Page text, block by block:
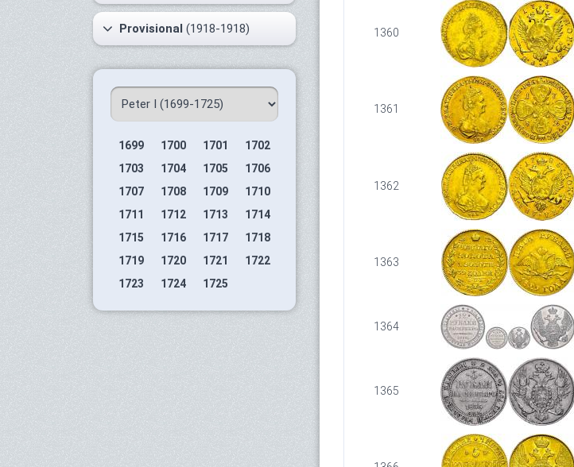
Provisional (1918-1918)
1699 1700 1701
1702
1703
1704 1705
1706
1707
1708 1709
1710
1711
1712 1713
1714
1715
1716 1717
1718
1719
1720 1721
1722
1723
1724 1725
1360
1361
1362
1363
1364
1365